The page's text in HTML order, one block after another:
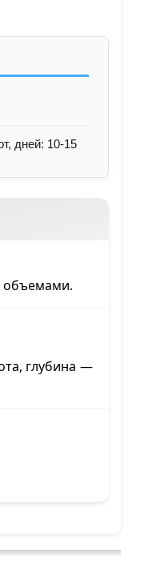
дней: 10-15
объемами.
глубина —